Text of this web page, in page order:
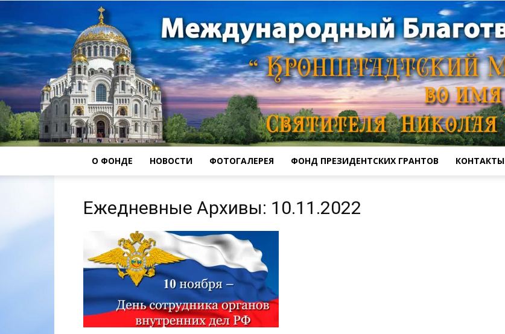
О ФОНДЕ НОВОСТИ ФОТОГАЛЕРЕЯ ФОНД ПРЕЗИДЕНТСКИХ ГРАНТОВ КОНТАКТЫ
Ежедневные Архивы: 10.11.2022